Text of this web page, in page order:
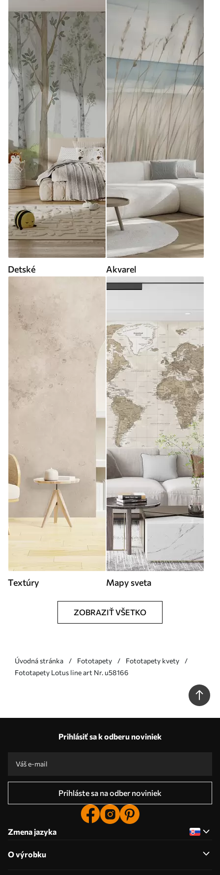
Detské Akvarel
Textúry Mapy sveta
ZOBRAZIŤ VŠETKO
Úvodná stránka Fototapety
Fototapety kvety
Fototapety Lotus line art Nr. u58166
Prihlásiť sa k odberu noviniek
Prihláste sa na odber noviniek
Zmena jazyka
O výrobku